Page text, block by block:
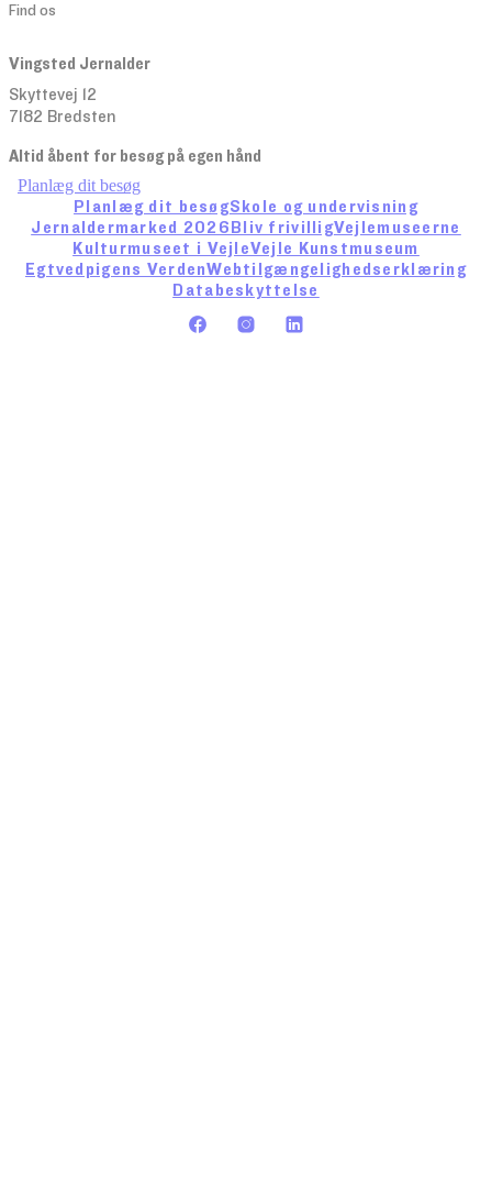
Find os
Vingsted Jernalder
Skyttevej 12
7182 Bredsten
Altid åbent for besøg på egen hånd
Planlæg dit besøg
Planlæg dit besøgSkole og undervisning
Jernaldermarked 2026Bliv frivilligVejlemuseerne
Kulturmuseet i VejleVejle Kunstmuseum
Egtvedpigens VerdenWebtilgængelighedserklæring
Databeskyttelse